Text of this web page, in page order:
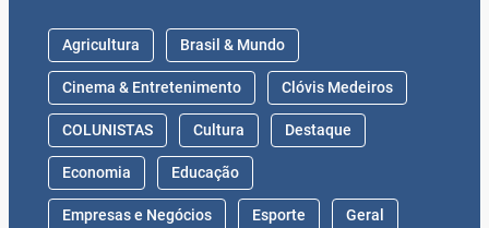
Agricultura Brasil & Mundo
Cinema & Entretenimento Clóvis Medeiros
COLUNISTAS Cultura Destaque
Economia Educação
Empresas e Negócios Esporte Geral